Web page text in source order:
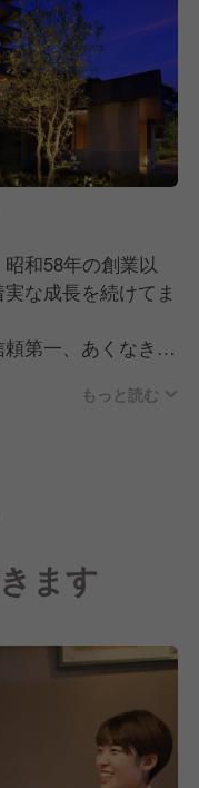
和58年の創業以
な成長を続けてま
第一、あくなき向
ュース。
いくことが、花し
スタイルです。
化をしっかりと捉
の展開に取り組ん
もっと読む
ます